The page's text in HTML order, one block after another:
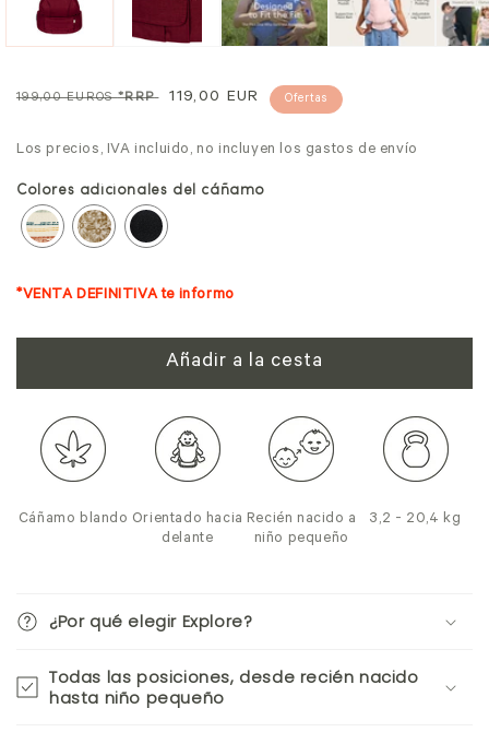
Precio
199,00 EUROS*RRP
Precio
venta
119,00 EUR Ofertas
Los precios, IVA incluido, no incluyen los gastos de envío
Colores adicionales del cáñamo
*VENTA DEFINITIVA te informo
Añadir a la cesta
Cáñamo blando Orientado hacia
delante
Recién nacido a
niño pequeño
3,2 - 20,4 kg
¿Por qué elegir Explore?
Todas las posiciones, desde recién nacido
hasta niño pequeño